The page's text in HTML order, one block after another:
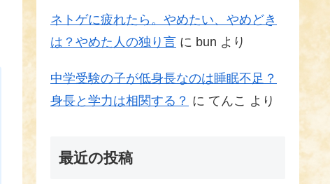
ネトゲに疲れたら。やめたい、やめどき
は？やめた人の独り言 に bun より
中学受験の子が低身長なのは睡眠不足？
身長と学力は相関する？ に てんこ より
最近の投稿